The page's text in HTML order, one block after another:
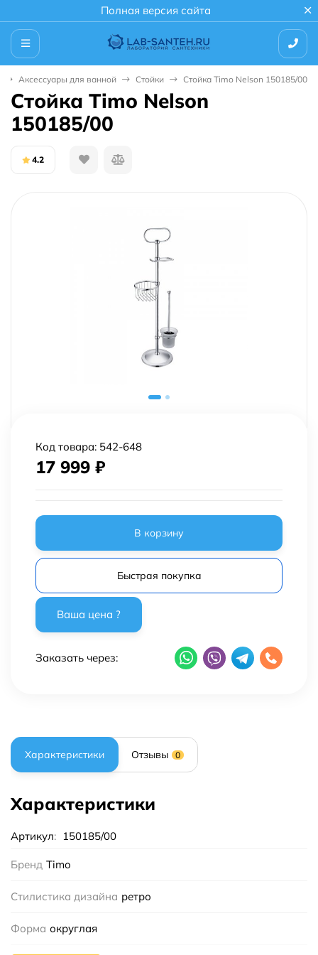
Полная версия сайта
Аксессуары для ванной Стойки Стойка Timo Nelson 150185/00
Стойка Timo Nelson
150185/00
4.2
Код товара: 542-648
17 999 ₽
В корзину
Быстрая покупка
Заказать через:
Характеристики Отзывы 0
Характеристики
Артикул: 150185/00
Бренд Timo
Стилистика дизайна ретро
Форма округлая